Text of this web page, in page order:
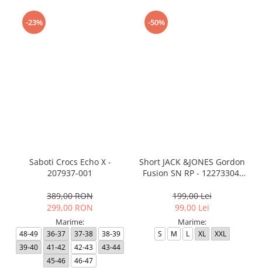
-23%
Saboti Crocs Echo X -
207937-001
389,00 RON
299,00 RON
Marime:
48-49 36-37 37-38
38-39
39-40
41-42 42-43
43-44
45-46
46-47
-50%
Short JACK &JONES Gordon
Fusion SN RP - 12273304-
199,00 Lei
99,00 Lei
Marime:
S M L XL XXL